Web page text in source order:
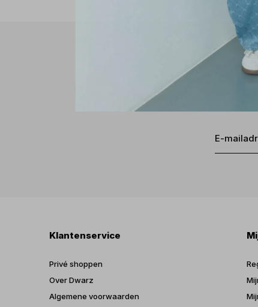
Klantenservice
Privé shoppen
Over Dwarz
Algemene voorwaarden